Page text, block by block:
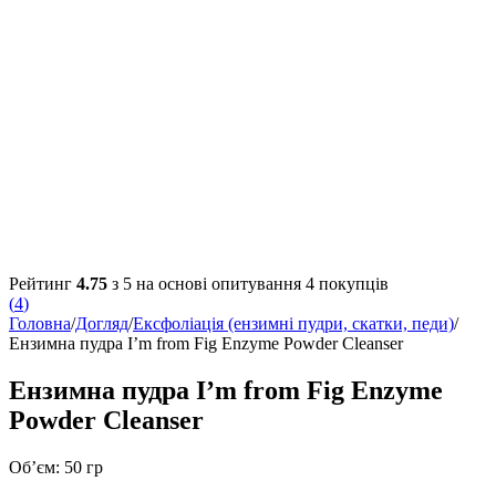
Рейтинг 4.75 з 5 на основі опитування 4 покупців
(4)
Головна/Догляд/Ексфоліація (ензимні пудри, скатки, педи)/
Ензимна пудра I’m from Fig Enzyme Powder Cleanser
Ензимна пудра I’m from Fig Enzyme
Powder Cleanser
Об’єм: 50 гр